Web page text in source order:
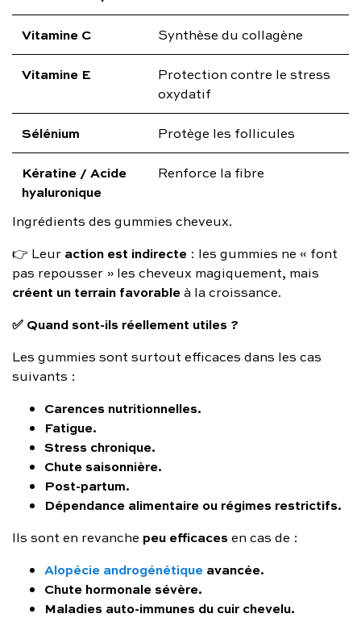
Vitamine C Synthèse du collagène
Vitamine E
Protection contre le stress
oxydatif
Sélénium Protège les follicules
Kératine / Acide
hyaluronique
Renforce la fibre
Ingrédients des gummies cheveux.
👉 Leur action est indirecte : les gummies ne « font
pas repousser » les cheveux magiquement, mais
créent un terrain favorableà la croissance.
✅ Quand sont-ils réellement utiles ?
Les gummies sont surtout efficaces dans les cas
suivants :
Carences nutritionnelles.
Fatigue.
Stress chronique.
Chute saisonnière.
Post-partum.
Dépendance alimentaire ou régimes restrictifs.
Ils sont en revanche peu efficacesen cas de :
Alopécie androgénétique avancée.
Chute hormonale sévère.
Maladies auto-immunes du cuir chevelu.